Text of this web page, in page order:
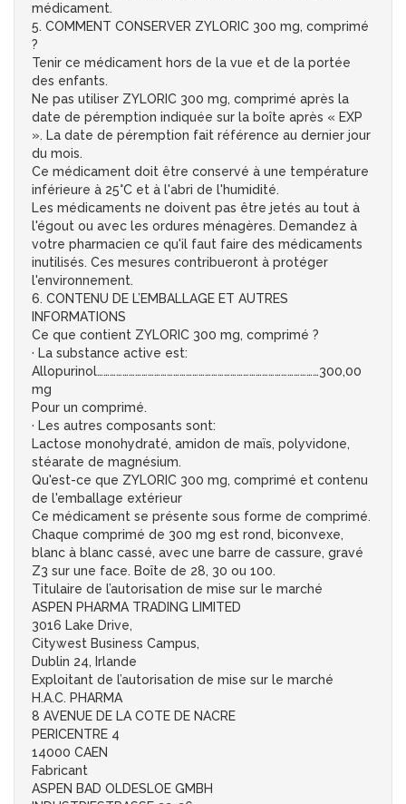
médicament.
5. COMMENT CONSERVER ZYLORIC 300 mg, comprimé
?
Tenir ce médicament hors de la vue et de la portée
des enfants.
Ne pas utiliser ZYLORIC 300 mg, comprimé après la
date de péremption indiquée sur la boîte après « EXP
». La date de péremption fait référence au dernier jour
du mois.
Ce médicament doit être conservé à une température
inférieure à 25°C et à l'abri de l'humidité.
Les médicaments ne doivent pas être jetés au tout à
l'égout ou avec les ordures ménagères. Demandez à
votre pharmacien ce qu'il faut faire des médicaments
inutilisés. Ces mesures contribueront à protéger
l'environnement.
6. CONTENU DE L’EMBALLAGE ET AUTRES
INFORMATIONS
Ce que contient ZYLORIC 300 mg, comprimé ?
· La substance active est:
Allopurinol……………………………………………………………………………………………300,00
mg
Pour un comprimé.
· Les autres composants sont:
Lactose monohydraté, amidon de maïs, polyvidone,
stéarate de magnésium.
Qu'est-ce que ZYLORIC 300 mg, comprimé et contenu
de l'emballage extérieur
Ce médicament se présente sous forme de comprimé.
Chaque comprimé de 300 mg est rond, biconvexe,
blanc à blanc cassé, avec une barre de cassure, gravé
Z3 sur une face. Boîte de 28, 30 ou 100.
Titulaire de l’autorisation de mise sur le marché
ASPEN PHARMA TRADING LIMITED
3016 Lake Drive,
Citywest Business Campus,
Dublin 24, Irlande
Exploitant de l’autorisation de mise sur le marché
H.A.C. PHARMA
8 AVENUE DE LA COTE DE NACRE
PERICENTRE 4
14000 CAEN
Fabricant
ASPEN BAD OLDESLOE GMBH